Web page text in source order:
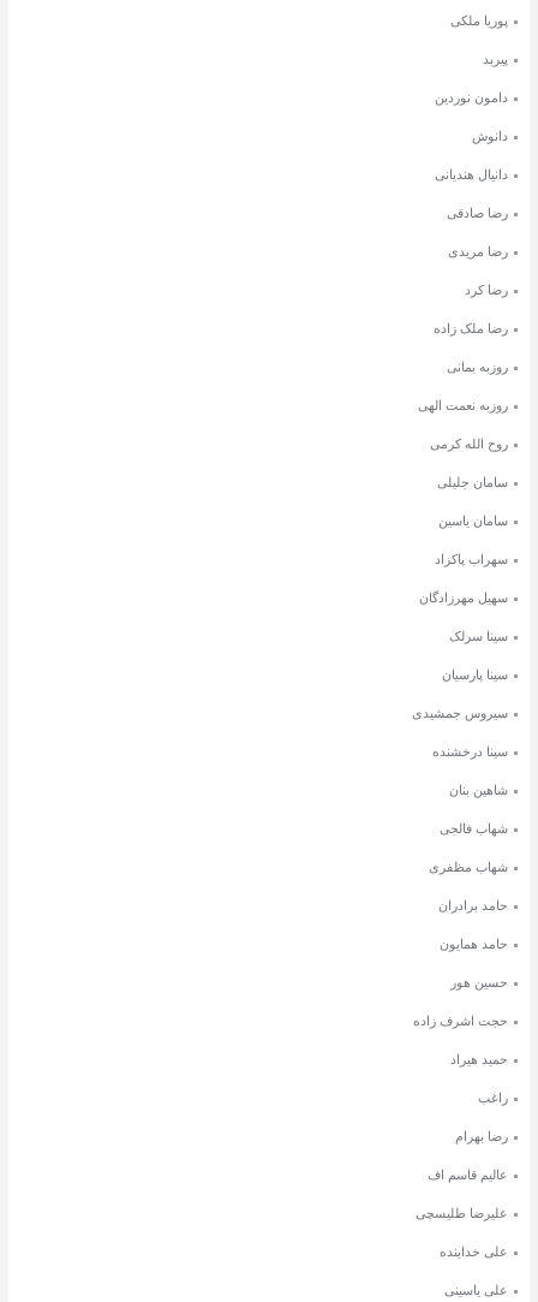
پوریا ملکی
پیربد
دامون نوردین
دانوش
دانیال هندیانی
رضا صادقی
رضا مریدی
رضا کرد
رضا ملک زاده
روزبه بمانی
روزبه نعمت الهی
روح الله کرمی
سامان جلیلی
سامان یاسین
سهراب پاکزاد
سهیل مهرزادگان
سینا سرلک
سینا پارسیان
سیروس جمشیدی
سینا درخشنده
شاهین بنان
شهاب فالجی
شهاب مظفری
حامد برادران
حامد همایون
حسین هور
حجت اشرف زاده
حمید هیراد
راغب
رضا بهرام
عالیم قاسم اف
علیرضا طلیسچی
علی خدابنده
علی یاسینی